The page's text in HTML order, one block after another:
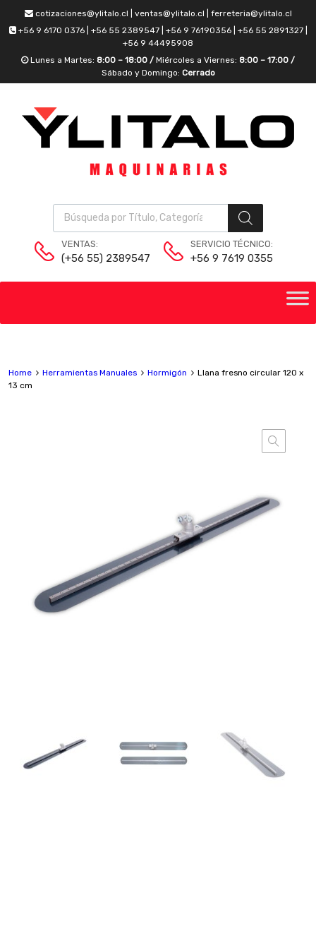
cotizaciones@ylitalo.cl | ventas@ylitalo.cl | ferreteria@ylitalo.cl
+56 9 6170 0376 | +56 55 2389547 | +56 9 76190356 | +56 55 2891327 |
+56 9 44495908
Lunes a Martes: 8:00 – 18:00 / Miércoles a Viernes: 8:00 – 17:00 /
Sábado y Domingo: Cerrado
VENTAS:
(+56 55) 2389547
SERVICIO TÉCNICO:
+56 9 7619 0355
Home Herramientas Manuales Hormigón
Llana fresno circular 120 x
13 cm